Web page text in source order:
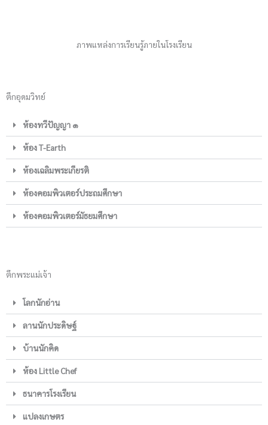
ภาพแหล่งการเรียนรู้ภายในโรงเรียน
ตึกอุดมวิทย์
ห้องทวีปัญญา ๑
ห้อง T-Earth
ห้องเฉลิมพระเกียรติ
ห้องคอมพิวเตอร์ประถมศึกษา
ห้องคอมพิวเตอร์มัธยมศึกษา
ตึกพระแม่เจ้า
โลกนักอ่าน
ลานนักประดิษฐ์
บ้านนักคิด
ห้อง Little Chef
ธนาคารโรงเรียน
แปลงเกษตร